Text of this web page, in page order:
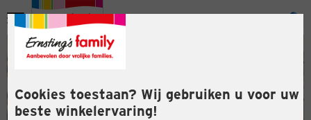
Cookies toestaan? Wij gebruiken u voor uw
beste winkelervaring!
Menu